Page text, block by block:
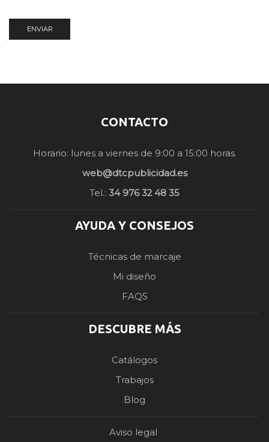
CONTACTO
Horario: lunes a viernes de 9:00 a 15:00 horas.
web@dtcpublicidad.es
Tel.: 34 976 32 48 35
AYUDA Y CONSEJOS
Técnicas de marcaje
Mi diseño
FAQS
DESCUBRE MÁS
Catálogos
Trabajos
Blog
Aviso legal